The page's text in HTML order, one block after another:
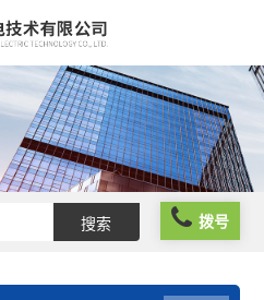
拨号